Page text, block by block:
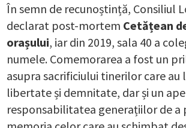
În semn de recunoștință, Consiliul
declarat post-mortem Cetățean
orașului, iar din 2019, sala 40 a
numele. Comemorarea a fost un
asupra sacrificiului tinerilor care
libertate și demnitate, dar și un
responsabilitatea generațiilor de a